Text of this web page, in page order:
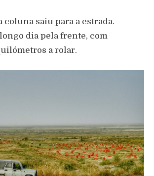
coluna saiu para a estrada.
dia pela frente, com
a rolar.